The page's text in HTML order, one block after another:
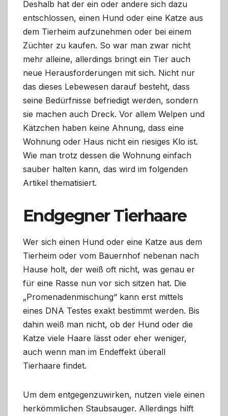
Deshalb hat der ein oder andere sich dazu
entschlossen, einen Hund oder eine Katze aus
dem Tierheim aufzunehmen oder bei einem
Züchter zu kaufen. So war man zwar nicht
mehr alleine, allerdings bringt ein Tier auch
neue Herausforderungen mit sich. Nicht nur
das dieses Lebewesen darauf besteht, dass
seine Bedürfnisse befriedigt werden, sondern
sie machen auch Dreck. Vor allem Welpen und
Kätzchen haben keine Ahnung, dass eine
Wohnung oder Haus nicht ein riesiges Klo ist.
Wie man trotz dessen die Wohnung einfach
sauber halten kann, das wird im folgenden
Artikel thematisiert.
Endgegner Tierhaare
Wer sich einen Hund oder eine Katze aus dem
Tierheim oder vom Bauernhof nebenan nach
Hause holt, der weiß oft nicht, was genau er
für eine Rasse nun vor sich sitzen hat. Die
„Promenadenmischung“ kann erst mittels
eines DNA Testes exakt bestimmt werden. Bis
dahin weiß man nicht, ob der Hund oder die
Katze viele Haare lässt oder eher weniger,
auch wenn man im Endeffekt überall
Tierhaare findet.
Um dem entgegenzuwirken, nutzen viele einen
herkömmlichen Staubsauger. Allerdings hilft